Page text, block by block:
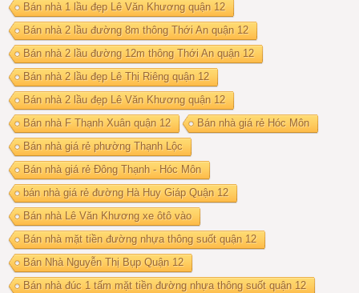
Bán nhà 1 lầu đẹp Lê Văn Khương quận 12
Bán nhà 2 lầu đường 8m thông Thới An quận 12
Bán nhà 2 lầu đường 12m thông Thới An quận 12
Bán nhà 2 lầu đẹp Lê Thị Riêng quận 12
Bán nhà 2 lầu đẹp Lê Văn Khương quận 12
Bán nhà F Thạnh Xuân quận 12
Bán nhà giá rẻ Hóc Môn
Bán nhà giá rẻ phường Thạnh Lộc
Bán nhà giá rẻ Đông Thạnh - Hóc Môn
bán nhà giá rẻ đường Hà Huy Giáp Quận 12
Bán nhà Lê Văn Khương xe ôtô vào
Bán nhà mặt tiền đường nhựa thông suốt quận 12
Bán Nhà Nguyễn Thị Bụp Quận 12
Bán nhà đúc 1 tấm mặt tiền đường nhựa thông suốt quận 12